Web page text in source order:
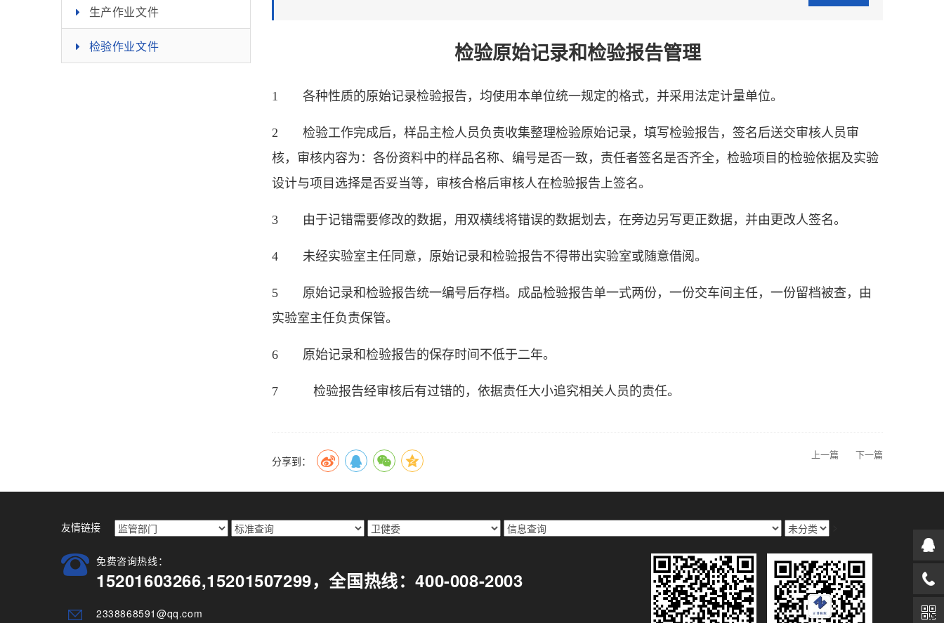
生产作业文件
检验作业文件 检验原始记录和检验报告管理
1 各种性质的原始记录检验报告，均使用本单位统一规定的格式，并采用法定计量单位。
2 检验工作完成后，样品主检人员负责收集整理检验原始记录，填写检验报告，签名后送交审核人员审
核，审核内容为：各份资料中的样品名称、编号是否一致，责任者签名是否齐全，检验项目的检验依据及实验
设计与项目选择是否妥当等，审核合格后审核人在检验报告上签名。
3 由于记错需要修改的数据，用双横线将错误的数据划去，在旁边另写更正数据，并由更改人签名。
4 未经实验室主任同意，原始记录和检验报告不得带出实验室或随意借阅。
5 原始记录和检验报告统一编号后存档。成品检验报告单一式两份，一份交车间主任，一份留档被查，由
实验室主任负责保管。
6 原始记录和检验报告的保存时间不低于二年。
7 检验报告经审核后有过错的，依据责任大小追究相关人员的责任。
分享到： 上一篇 下一篇
友情链接
免费咨询热线：
15201603266,15201507299，全国热线：400-008-2003
2338868591@qq.com